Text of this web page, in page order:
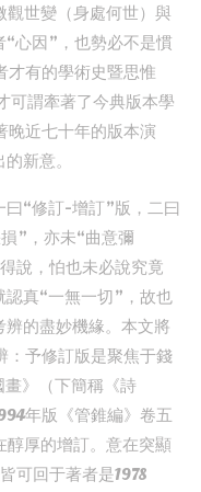
世變（身處何世）與
心因”，也勢必不是慣
才有的學術史暨思惟
可謂牽著了今典版本學
晚近七十年的版本演
新意。
“修訂-增訂”版，二曰
”，亦未“曲意彌
說，怕也未必說究竟
真“一無一切”，故也
的盡妙機緣。本文將
：予修訂版是聚焦于錢
畫》（下簡稱《詩
年版《管錐編》卷五
醇厚的增訂。意在突顯
可回于著者是1978